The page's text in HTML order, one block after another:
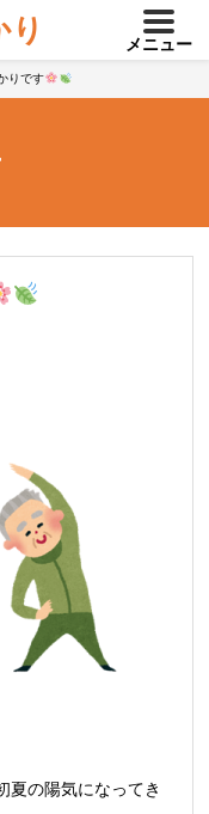
り メニュー
りです
夏の陽気になってき